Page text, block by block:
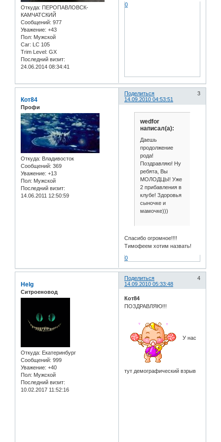
Откуда: ПЕРОПАВЛОВСК-
КАМЧАТСКИЙ
Сообщений: 977
Уважение: +43
Пол: Мужской
Car: LC 105
Trim Level: GX
Последний визит:
24.06.2014 08:34:41
0
Поделиться
3
14.09.2010 04:53:51
Кот84
Профи
Откуда: Владивосток
Сообщений: 369
Уважение: +13
Пол: Мужской
Последний визит:
14.06.2011 12:50:59
wedfor
написал(а):
Даешь
продолжение
рода!
Поздравляю! Ну
ребята, Вы
МОЛОДЦЫ! Уже
2 прибавления в
клубе! Здоровья
сыночке и
мамочке)))
Спасибо огромное!!!!
Тимофеем хотим назвать!
0
Поделиться
4
14.09.2010 05:33:48
Helg
Ситроеновод
Откуда: Екатеринбург
Сообщений: 999
Уважение: +40
Пол: Мужской
Последний визит:
10.02.2017 11:52:16
Кот84
ПОЗДРАВЛЯЮ!!!
У нас
тут демографический взрыв